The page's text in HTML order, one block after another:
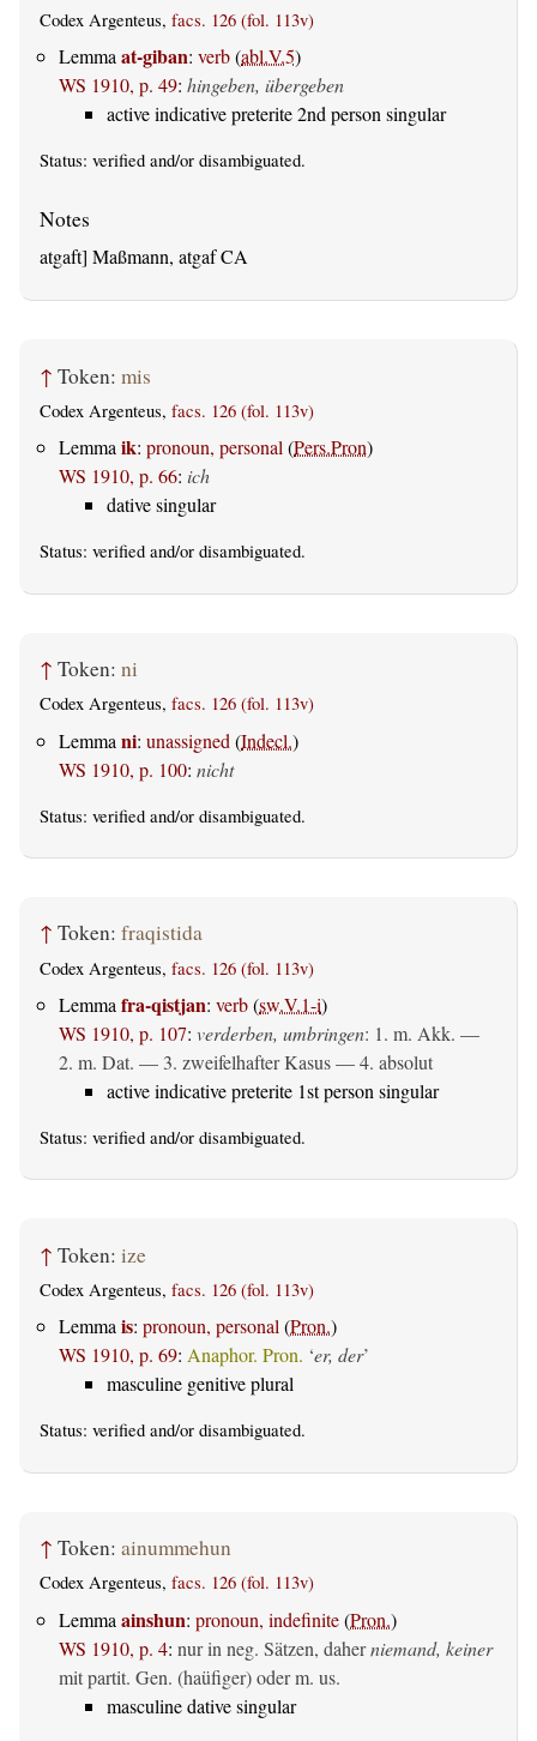
Codex Argenteus, facs. 126 (fol. 113v)
Lemmaat-giban: verb(abl.V.5)
WS 1910, p. 49: hingeben, übergeben
active indicative preterite 2nd person singular
Status: verified and/or disambiguated.
atgaft] Maßmann, atgaf CA
↑ Token: mis
Codex Argenteus, facs. 126 (fol. 113v)
Lemmaik: pronoun, personal(Pers.Pron)
WS 1910, p. 66: ich
dative singular
Status: verified and/or disambiguated.
↑ Token: ni
Codex Argenteus, facs. 126 (fol. 113v)
Lemma ni: unassigned (Indecl.)
WS 1910, p. 100: nicht
Status: verified and/or disambiguated.
↑ Token: fraqistida
Codex Argenteus, facs. 126 (fol. 113v)
Lemma fra-qistjan: verb(sw.V.1-i)
WS 1910, p. 107: verderben, umbringen: 1. m. Akk. —
2. m. Dat. — 3. zweifelhafter Kasus — 4. absolut
active indicative preterite 1st person singular
Status: verified and/or disambiguated.
↑ Token: ize
Codex Argenteus, facs. 126 (fol. 113v)
Lemmais: pronoun, personal(Pron.)
WS 1910, p. 69: Anaphor. Pron. ‘er, der’
masculine genitive plural
Status: verified and/or disambiguated.
↑ Token: ainummehun
Codex Argenteus, facs. 126 (fol. 113v)
Lemma ainshun: pronoun, indefinite(Pron.)
WS 1910, p. 4: nur in neg. Sätzen, daherniemand, keiner
mit partit. Gen. (haüfiger) oder m. us.
masculine dative singular